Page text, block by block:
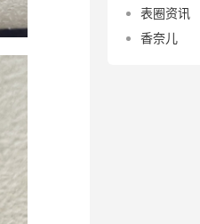
表圈资讯
香奈儿